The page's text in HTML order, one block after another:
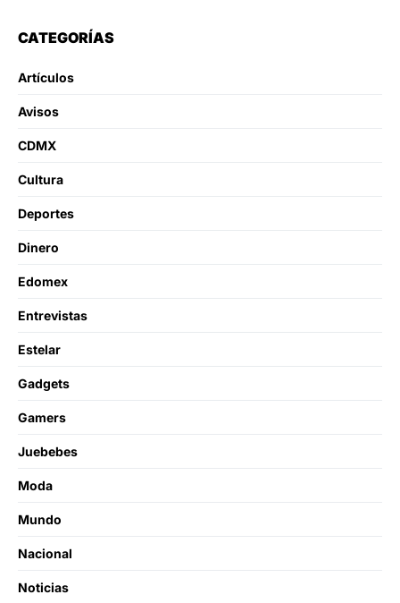
CATEGORÍAS
Artículos
Avisos
CDMX
Cultura
Deportes
Dinero
Edomex
Entrevistas
Estelar
Gadgets
Gamers
Juebebes
Moda
Mundo
Nacional
Noticias